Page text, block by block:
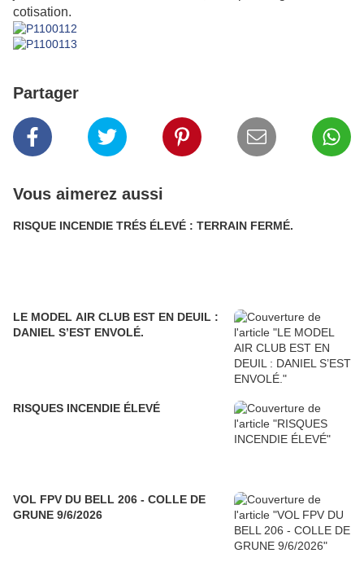
cotisation.
Partager
Vous aimerez aussi
RISQUE INCENDIE TRÉS ÉLEVÉ : TERRAIN FERMÉ.
LE MODEL AIR CLUB EST EN DEUIL :
DANIEL S’EST ENVOLÉ.
RISQUES INCENDIE ÉLEVÉ
VOL FPV DU BELL 206 - COLLE DE
GRUNE 9/6/2026